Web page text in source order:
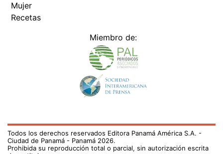
Mujer
Recetas
Miembro de:
Todos los derechos reservados Editora Panamá América S.A. -
Ciudad de Panamá - Panamá 2026.
Prohibida su reproducción total o parcial, sin autorización escrita